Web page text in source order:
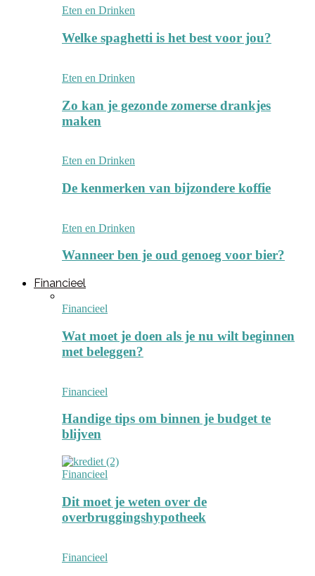
Eten en Drinken
Welke spaghetti is het best voor jou?
Eten en Drinken
Zo kan je gezonde zomerse drankjes
maken
Eten en Drinken
De kenmerken van bijzondere koffie
Eten en Drinken
Wanneer ben je oud genoeg voor bier?
Financieel
Financieel
Wat moet je doen als je nu wilt beginnen
met beleggen?
Financieel
Handige tips om binnen je budget te
blijven
Financieel
Dit moet je weten over de
overbruggingshypotheek
Financieel